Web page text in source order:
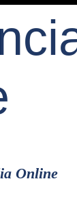
Online